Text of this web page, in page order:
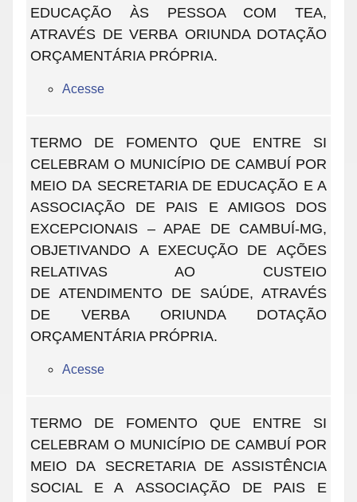
EDUCAÇÃO ÀS PESSOA COM TEA,
ATRAVÉS DE VERBA ORIUNDA DOTAÇÃO
ORÇAMENTÁRIA PRÓPRIA.
Acesse
TERMO DE FOMENTO QUE ENTRE SI
CELEBRAM O MUNICÍPIO DE CAMBUÍ POR
MEIO DA SECRETARIA DE EDUCAÇÃO E A
ASSOCIAÇÃO DE PAIS E AMIGOS DOS
EXCEPCIONAIS – APAE DE CAMBUÍ-MG,
OBJETIVANDO A EXECUÇÃO DE AÇÕES
RELATIVAS AO CUSTEIO
DE ATENDIMENTO DE SAÚDE, ATRAVÉS
DE VERBA ORIUNDA DOTAÇÃO
ORÇAMENTÁRIA PRÓPRIA.
Acesse
TERMO DE FOMENTO QUE ENTRE SI
CELEBRAM O MUNICÍPIO DE CAMBUÍ POR
MEIO DA SECRETARIA DE ASSISTÊNCIA
SOCIAL E A ASSOCIAÇÃO DE PAIS E